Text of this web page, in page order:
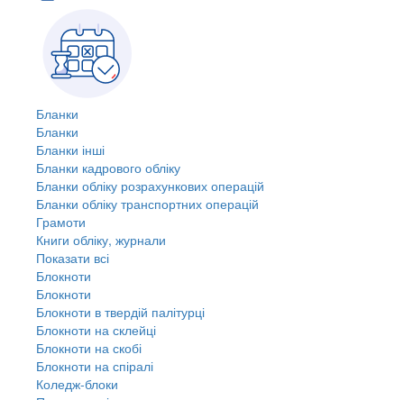
Бланки
Бланки
Бланки інші
Бланки кадрового обліку
Бланки обліку розрахункових операцій
Бланки обліку транспортних операцій
Грамоти
Книги обліку, журнали
Показати всі
Блокноти
Блокноти
Блокноти в твердій палітурці
Блокноти на склейці
Блокноти на скобі
Блокноти на спіралі
Коледж-блоки